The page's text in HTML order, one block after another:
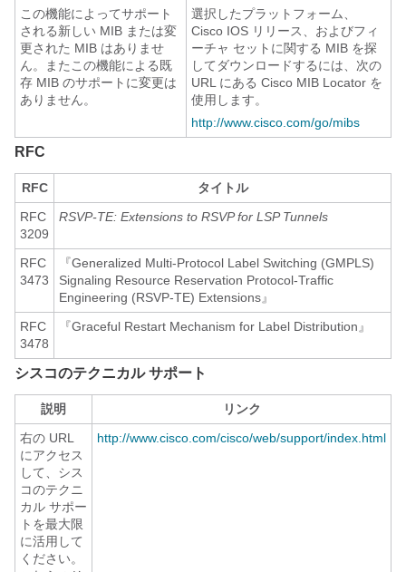
この機能によってサポート
される新しい MIB または変
更された MIB はありませ
ん。またこの機能による既
存 MIB のサポートに変更は
ありません。
選択したプラットフォーム、
Cisco IOS リリース、およびフィ
ーチャ セットに関する MIB を探
してダウンロードするには、次の
URL にある Cisco MIB Locator を
使用します。
http://www.cisco.com/go/mibs
RFC
RFC
タイトル
RFC
3209
RSVP-TE: Extensions to RSVP for LSP Tunnels
RFC
3473
『Generalized Multi-Protocol Label Switching (GMPLS)
Signaling Resource Reservation Protocol-Traffic
Engineering (RSVP-TE) Extensions』
RFC
3478
『Graceful Restart Mechanism for Label Distribution』
シスコのテクニカル サポート
説明
リンク
右の URL
にアクセス
して、シス
コのテクニ
カル サポー
トを最大限
に活用して
ください。
http://www.cisco.com/cisco/web/support/index.html